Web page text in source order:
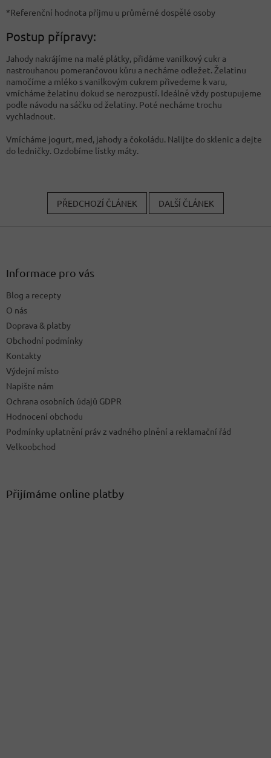
*Referenční hodnota příjmu u průměrné dospělé osoby
Postup přípravy:
Jahody nakrájíme na malé plátky, přidáme vanilkový cukr a
nastrouhanou pomerančovou kůru a necháme odležet. Želatinu
namočíme a mléko s vanilkovým cukrem přivedeme k varu,
vmícháme želatinu dokud se nerozpustí. Ideálně vždy postupujeme
podle návodu na sáčku od želatiny. Poté necháme trochu
vychladnout.
Vmícháme jogurt, med, jahody a čokoládu. Nalijte do sklenic a dejte
do ledničky. Ozdobíme lístky máty.
PŘEDCHOZÍ ČLÁNEK DALŠÍ ČLÁNEK
Informace pro vás
Blog a recepty
O nás
Doprava & platby
Obchodní podmínky
Kontakty
Výdejní místo
Napište nám
Ochrana osobních údajů GDPR
Hodnocení obchodu
Podmínky uplatnění práv z vadného plnění a reklamační řád
Velkoobchod
Přijímáme online platby